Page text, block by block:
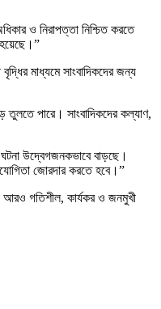
ও নিরাপত্তা নিশ্চিত করতে
হয়েছে।”
মাধ্যমে সাংবাদিকদের জন্য
তুলতে পারে। সাংবাদিকদের কল্যাণ,
উদ্বেগজনকভাবে বাড়ছে।
জোরদার করতে হবে।”
আরও গতিশীল, কার্যকর ও জনমুখী